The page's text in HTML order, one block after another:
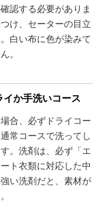
認する必要がありま
け、セーターの目立
白い布に色が染みて
。
か手洗いコース
合、必ずドライコー
常コースで洗ってし
。洗剤は、必ず「エ
ト衣類に対応した中
い洗剤だと、素材が